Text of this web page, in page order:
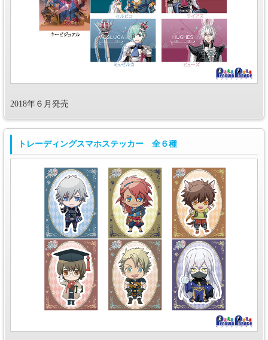
2018年６月発売
トレーディングスマホステッカー 全６種